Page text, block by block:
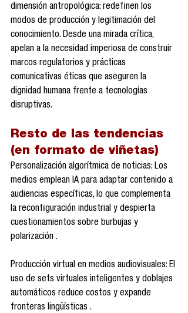
dimensión antropológica: redefinen los
modos de producción y legitimación del
conocimiento. Desde una mirada crítica,
apelan a la necesidad imperiosa de construir
marcos regulatorios y prácticas
comunicativas éticas que aseguren la
dignidad humana frente a tecnologías
disruptivas.
Resto de las tendencias
(en formato de viñetas)
Personalización algorítmica de noticias: Los
medios emplean IA para adaptar contenido a
audiencias específicas, lo que complementa
la reconfiguración industrial y despierta
cuestionamientos sobre burbujas y
polarización .
Producción virtual en medios audiovisuales: El
uso de sets virtuales inteligentes y doblajes
automáticos reduce costos y expande
fronteras lingüísticas .